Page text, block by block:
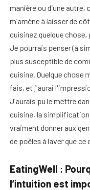
manière ou d'une
m'amène à laisser de
cuisinez quelque
Je pourrais penser (à
plus susceptible de
cuisine. Quelque chose
fais, et j'aurai
J'aurais pu le mettre
cuisine, la
vraiment donner aux
de poêles à laver que
EatingWell :
l’intuition est